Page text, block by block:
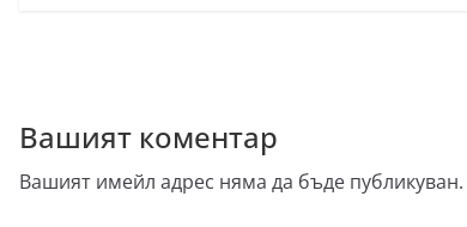
Вашият коментар
Вашият имейл адрес няма да бъде публикуван.